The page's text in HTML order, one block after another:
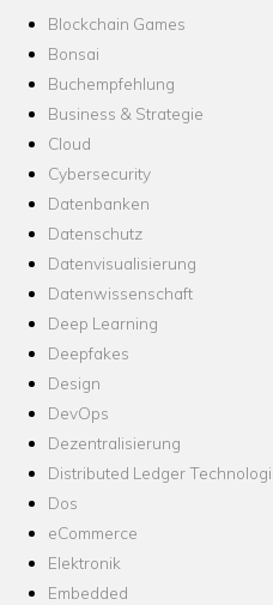
Blockchain Games
Bonsai
Buchempfehlung
Business & Strategie
Cloud
Cybersecurity
Datenbanken
Datenschutz
Datenvisualisierung
Datenwissenschaft
Deep Learning
Deepfakes
Design
DevOps
Dezentralisierung
Distributed Ledger
Dos
eCommerce
Elektronik
Embedded